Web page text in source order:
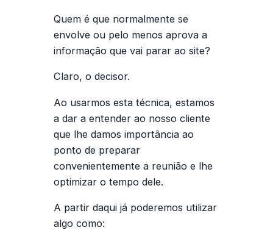
Quem é que normalmente se
envolve ou pelo menos aprova a
informação que vai parar ao site?
Claro, o decisor.
Ao usarmos esta técnica, estamos
a dar a entender ao nosso cliente
que lhe damos importância ao
ponto de preparar
convenientemente a reunião e lhe
optimizar o tempo dele.
A partir daqui já poderemos utilizar
algo como: